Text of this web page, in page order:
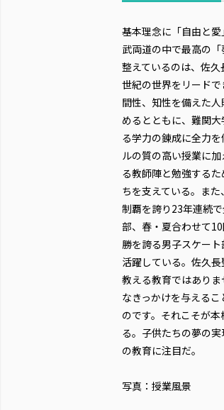
基本理念に「自由と
武両道の中で最高の
整えているのは、佐
世紀の世界をリード
間性、知性を備えた
めるとともに、難関
る学力の錬成に全力
ルの質の高い授業に
る教師陣と勉強する
ちを支えている。ま
制覇を誇り23年連続
部、春・夏合わせて
勝を誇る男子スケー
活躍している。佐久
教える教育ではあり
なきっかけを与える
のです。それこそが
る。子供たちの夢の
の教育に注目だ。
写真：授業風景